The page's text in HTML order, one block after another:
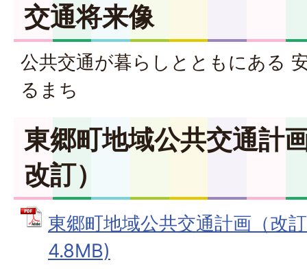
交通将来像
公共交通が暮らしとともにある
るまち
東郷町地域公共交通計
改訂）
東郷町地域公共交通計画（改
4.8MB)